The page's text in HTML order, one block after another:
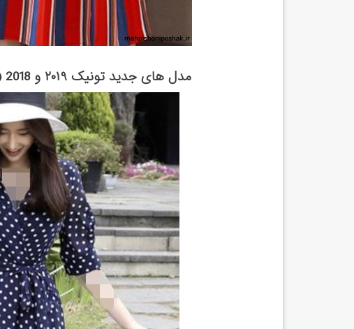
مدل های جدید تونیک ۲۰۱۹ و 2018 (حریر،اسپرت،تابستانی و نخی)